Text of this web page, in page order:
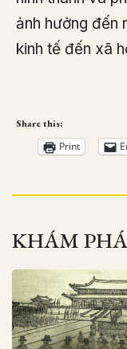
ảnh hưởng đến
kinh tế đến xã
Share this:
Print
KHÁM PHÁ